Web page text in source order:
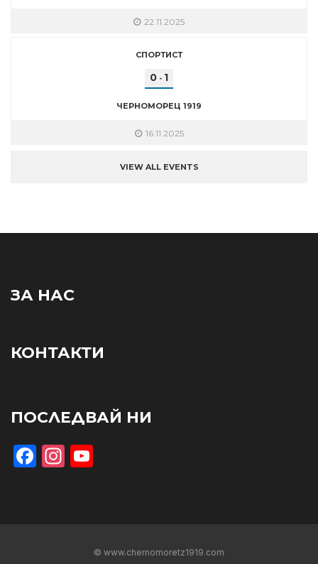
22.11.2025
СПОРТИСТ
0 - 1
ЧЕРНОМОРЕЦ 1919
16.11.2025
VIEW ALL EVENTS
ЗА НАС
КОНТАКТИ
ПОСЛЕДВАЙ НИ
Facebook
Instagram
© www.chernomoretz1919.com